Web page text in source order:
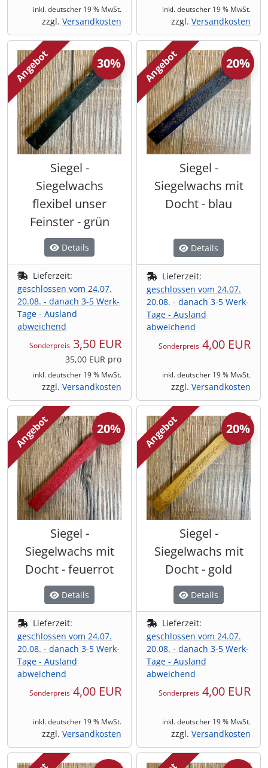
inkl. deutscher 19 % MwSt.
zzgl. Versandkosten
inkl. deutscher 19 % MwSt.
zzgl. Versandkosten
Angebot
Siegel -
Siegelwachs
flexibel unser
Feinster - grün
Details
Lieferzeit:
geschlossen vom 24.07.
20.08. - danach 3-5 Werk-
Tage - Ausland
abweichend
Sonderpreis 3,50 EUR
30%
35,00 EUR pro
inkl. deutscher 19 % MwSt.
zzgl. Versandkosten
Angebot
Siegel -
Siegelwachs mit
Docht - blau
Details
Lieferzeit:
geschlossen vom 24.07.
20.08. - danach 3-5 Werk-
Tage - Ausland
abweichend
Sonderpreis 4,00 EUR
20%
inkl. deutscher 19 % MwSt.
zzgl. Versandkosten
Angebot
Siegel -
Siegelwachs mit
Docht - feuerrot
Details
Lieferzeit:
geschlossen vom 24.07.
20.08. - danach 3-5 Werk-
Tage - Ausland
abweichend
Sonderpreis 4,00 EUR
20%
inkl. deutscher 19 % MwSt.
zzgl. Versandkosten
Angebot
Siegel -
Siegelwachs mit
Docht - gold
Details
Lieferzeit:
geschlossen vom 24.07.
20.08. - danach 3-5 Werk-
Tage - Ausland
abweichend
Sonderpreis 4,00 EUR
20%
inkl. deutscher 19 % MwSt.
zzgl. Versandkosten